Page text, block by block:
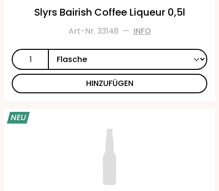
Slyrs Bairish Coffee Liqueur 0,5l
Art-Nr. 33148 — INFO
HINZUFÜGEN
NEU